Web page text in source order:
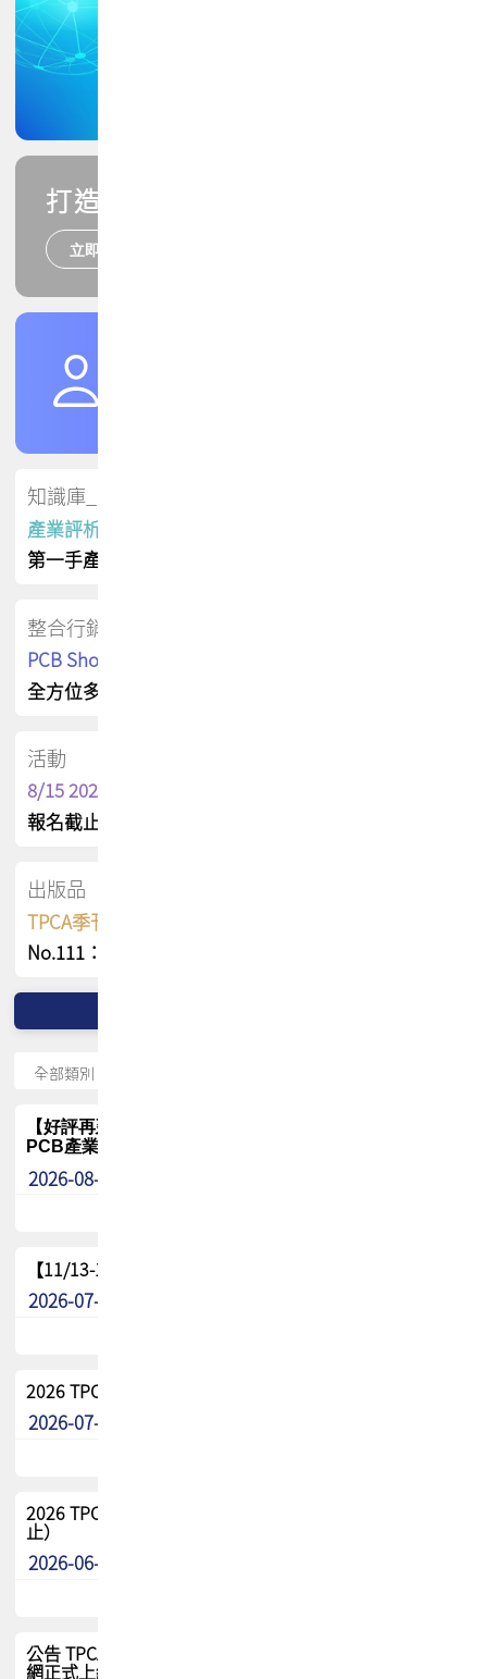
打造您的PCB專業技能
立即報名
知識庫_會員專屬
產業評析報告
第一手產業資訊
整合行銷
PCB Shop 採購指南
全方位多元曝光方案
活動
8/15 2026 TPCA健康盃保齡球聯誼賽
報名截止日 : 8/3 活動日期 : 8/15
出版品
TPCA季刊 FREE 線上版
No.111：PCB全球風險布局與韌性
【好評再延長】PCB GPT 全面開放體驗延長到8月!!
PCB產業專屬 AI 知識平台
2026-08-04
【11/13-15】2026 TPCA 百岳登頂_南橫三星
2026-07-22
2026 TPCA中南區會員問卷暨7/31交流餐敘報名
2026-07-08
2026 TPCA健康盃保齡球聯誼賽 熱烈報名中（8/3報名截
止）
2026-06-29
公告 TPCA 台灣電路板協會官網將迎來新面貌，7/1 新官
網正式上線！